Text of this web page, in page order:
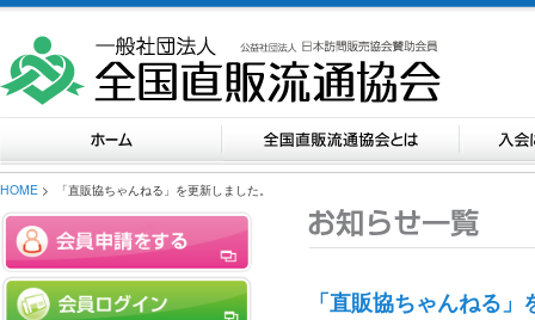
HOME > 「直販協ちゃんねる」を更新しました。
「直販協ちゃんねる